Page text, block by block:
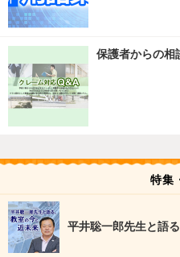
保護者からの相
特集
平井聡一郎先生と語